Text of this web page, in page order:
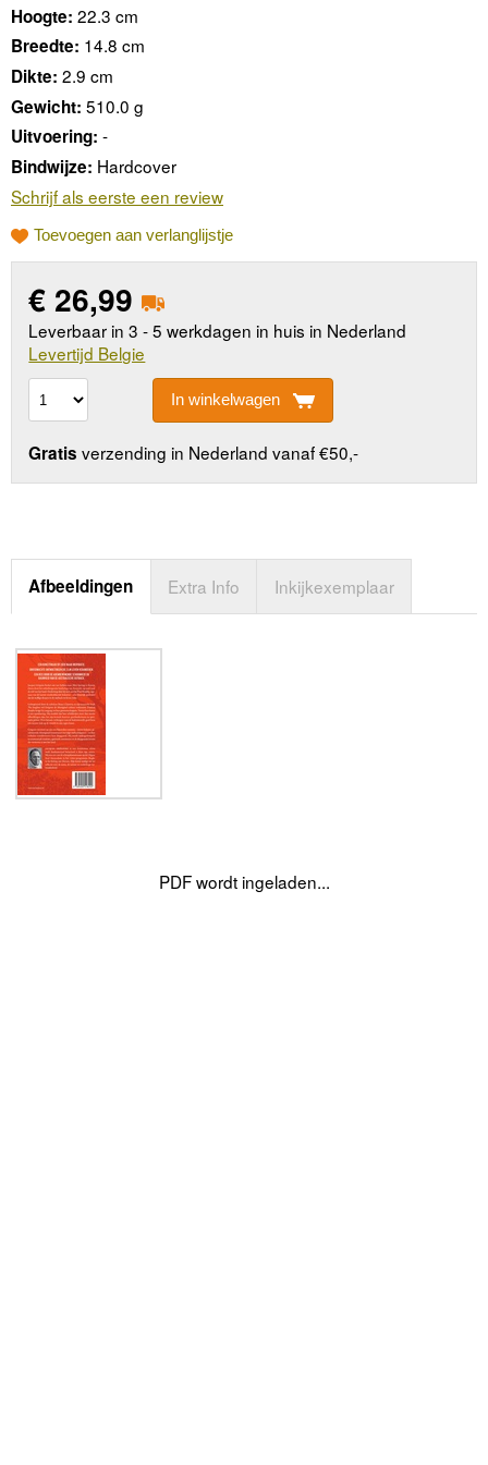
Hoogte: 22.3 cm
Breedte: 14.8 cm
Dikte: 2.9 cm
Gewicht: 510.0 g
Uitvoering: -
Bindwijze: Hardcover
Schrijf als eerste een review
Toevoegen aan verlanglijstje
€ 26,99
Leverbaar in 3 - 5 werkdagen in huis in Nederland
Levertijd Belgie
In winkelwagen
Gratis verzending in Nederland vanaf €50,-
Afbeeldingen Extra Info Inkijkexemplaar
PDF wordt ingeladen...